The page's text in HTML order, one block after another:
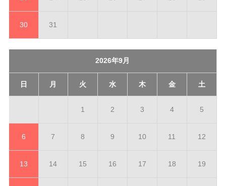
30 31
2026年9月
日 月 火 水 木 金 土
1 2 3 4 5
6 7 8 9 10 11 12
13 14 15 16 17 18 19